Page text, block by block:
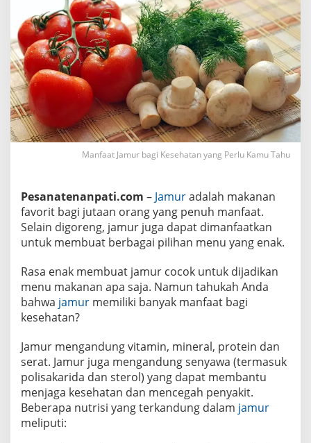
e
s
e
h
a
t
a
a
n
g
P
e
r
a
m
u
T
h
Manfaat Jamur bagi Kesehatan yang Perlu Kamu Tahu
Pesanatenanpati.com – Jamuradalah makanan
favorit bagi jutaan orang yang penuh manfaat.
Selain digoreng, jamur juga dapat dimanfaatkan
untuk membuat berbagai pilihan menu yang enak.
Rasa enak membuat jamur cocok untuk dijadikan
menu makanan apa saja. Namun tahukah Anda
bahwa jamur memiliki banyak manfaat bagi
kesehatan?
Jamur mengandung vitamin, mineral, protein dan
serat. Jamur juga mengandung senyawa (termasuk
polisakarida dan sterol) yang dapat membantu
menjaga kesehatan dan mencegah penyakit.
Beberapa nutrisi yang terkandung dalam jamur
meliputi: